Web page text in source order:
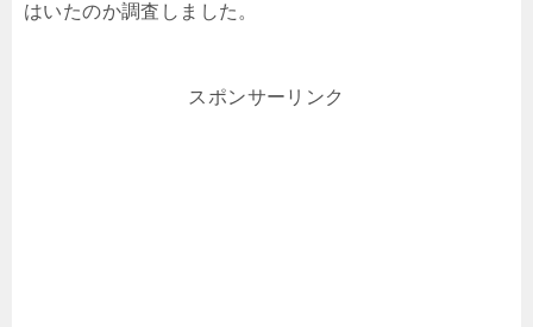
はいたのか調査しました。
スポンサーリンク